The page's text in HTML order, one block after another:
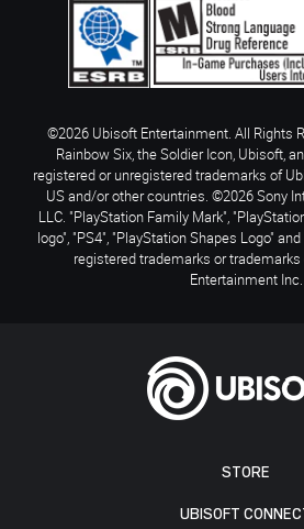
STORE
UBISOFT
©2026 Ubisoft Entertainment. All Rights
Rainbow Six, the Soldier Icon, Ubisoft,
registered or unregistered trademarks of
US and/or other countries. ©2026 Sony
LLC. "PlayStation Family Mark",
logo", "PS4", "PlayStation Shapes Logo"
registered trademarks or
Entertainment Inc.